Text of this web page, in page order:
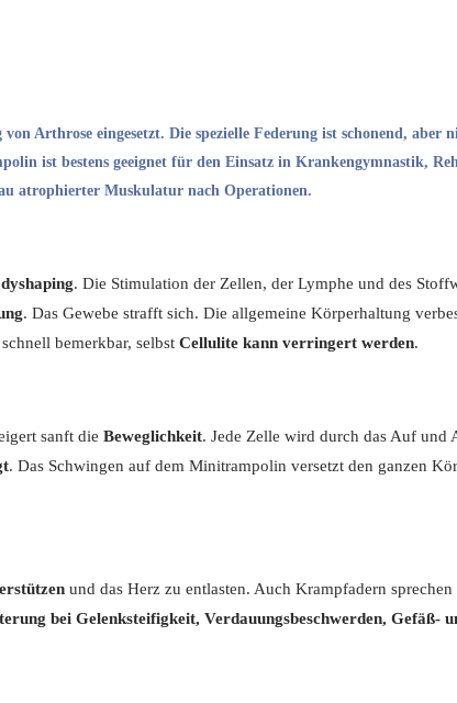
von Arthrose eingesetzt. Die spezielle Federung ist schonend, aber
ist bestens geeignet für den Einsatz in Krankengymnastik,
atrophierter Muskulatur nach Operationen.
. Die Stimulation der Zellen, der Lymphe und des
. Das Gewebe strafft sich. Die allgemeine Körperhaltung
bemerkbar, selbst Cellulite kann verringert werden.
sanft dieBeweglichkeit. Jede Zelle wird durch das Auf und
. Das Schwingen auf dem Minitrampolin versetzt den ganzen
und das Herz zu entlasten. Auch Krampfadern
bei Gelenksteifigkeit, Verdauungsbeschwerden, Gefäß-